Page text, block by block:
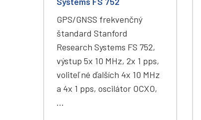
GPS/GNSS frekvenčný
štandard Stanford
Research Systems FS 752,
výstup 5x 10 MHz, 2x 1 pps,
voliteľné ďalších 4x 10 MHz
a 4x 1 pps, oscilátor OCXO,
…